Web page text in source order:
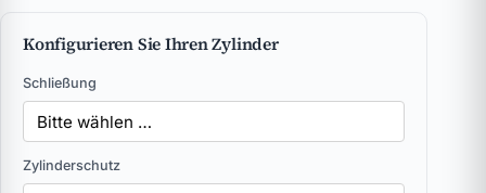
Konfigurieren Sie Ihren Zylinder
Schließung
Zylinderschutz